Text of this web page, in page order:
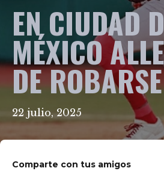
EN CIUDAD
MÉXICO
DE
22 julio, 2025
Comparte con tus amigos